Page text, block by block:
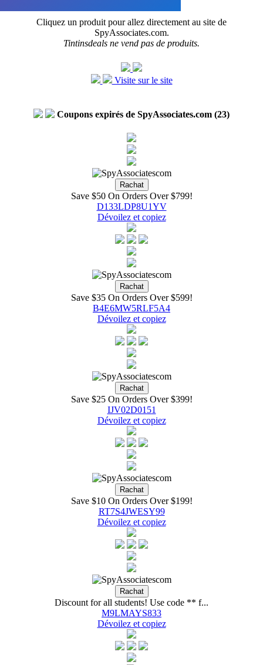
Cliquez un produit pour allez directement au site de
SpyAssociates.com.
Tintinsdeals ne vend pas de produits.
Visite sur le site
Coupons expirés de SpyAssociates.com (23)
Save $50 On Orders Over $799!
D133LDP8U1YV
Dévoilez et copiez
Save $35 On Orders Over $599!
B4E6MW5RLF5A4
Dévoilez et copiez
Save $25 On Orders Over $399!
IJV02D0151
Dévoilez et copiez
Save $10 On Orders Over $199!
RT7S4JWESY99
Dévoilez et copiez
Discount for all students! Use code ** f...
M9LMAYS833
Dévoilez et copiez